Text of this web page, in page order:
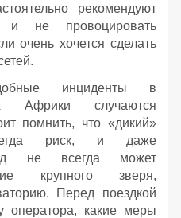
рекомендуют
и не провоцировать
очень хочется сделать
инциденты в
Африки случаются
помнить, что «дикий»
риск, и даже
не всегда может
крупного зверя,
Перед поездкой
оператора, какие меры